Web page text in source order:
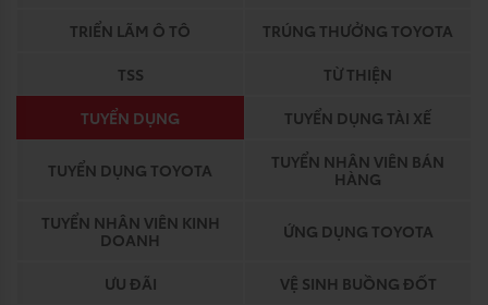
TRIỂN LÃM Ô TÔ
TRÚNG THƯỞNG TOYOTA
TSS
TỪ THIỆN
TUYỂN DỤNG
TUYỂN DỤNG TÀI XẾ
TUYỂN DỤNG TOYOTA
TUYỂN NHÂN VIÊN BÁN
HÀNG
TUYỂN NHÂN VIÊN KINH
DOANH
ỨNG DỤNG TOYOTA
ƯU ĐÃI
VỆ SINH BUỒNG ĐỐT